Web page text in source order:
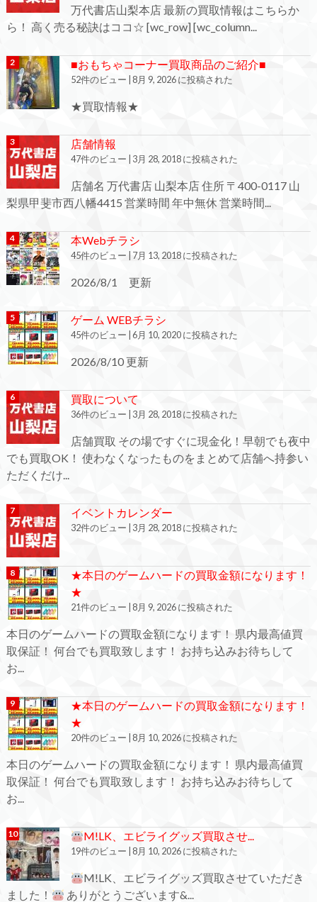
万代書店山梨本店 最新の買取情報はこちらか
ら！ 高く売る秘訣はココ☆ [wc_row] [wc_column...
■おもちゃコーナー買取商品のご紹介■
52件のビュー 8月 9, 2026 に投稿された
★買取情報★
店舗情報
47件のビュー 3月 28, 2018 に投稿された
店舗名 万代書店 山梨本店 住所 〒400-0117 山
梨県甲斐市西八幡4415 営業時間 年中無休 営業時間...
本Webチラシ
45件のビュー 7月 13, 2018 に投稿された
2026/8/1 更新
ゲーム WEBチラシ
45件のビュー 6月 10, 2020 に投稿された
2026/8/10 更新
買取について
36件のビュー 3月 28, 2018 に投稿された
店舗買取 その場ですぐに現金化！早朝でも夜中
でも買取OK！ 使わなくなったものをまとめて店舗へ持参い
ただくだけ...
イベントカレンダー
32件のビュー 3月 28, 2018 に投稿された
★本日のゲームハードの買取金額になります！
★
21件のビュー 8月 9, 2026 に投稿された
本日のゲームハードの買取金額になります！ 県内最高値買
取保証！ 何台でも買取致します！ お持ち込みお待ちして
お...
★本日のゲームハードの買取金額になります！
★
20件のビュー 8月 10, 2026 に投稿された
本日のゲームハードの買取金額になります！ 県内最高値買
取保証！ 何台でも買取致します！ お持ち込みお待ちして
お...
M!LK、エビライグッズ買取させ...
19件のビュー 8月 10, 2026 に投稿された
M!LK、エビライグッズ買取させていただき
ました！
ありがとうございます&...